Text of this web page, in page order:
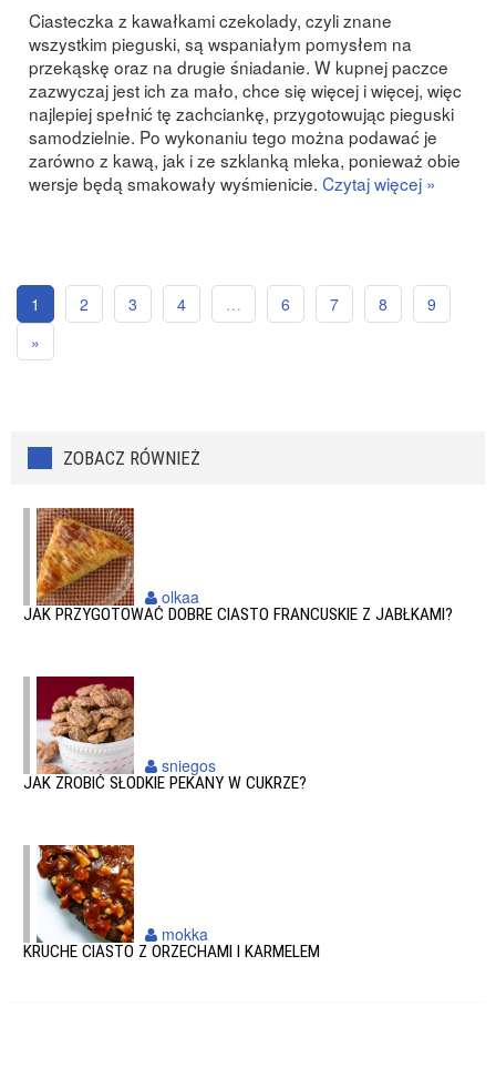
Ciasteczka z kawałkami czekolady, czyli znane
wszystkim pieguski, są wspaniałym pomysłem na
przekąskę oraz na drugie śniadanie. W kupnej paczce
zazwyczaj jest ich za mało, chce się więcej i więcej, więc
najlepiej spełnić tę zachciankę, przygotowując pieguski
samodzielnie. Po wykonaniu tego można podawać je
zarówno z kawą, jak i ze szklanką mleka, ponieważ obie
wersje będą smakowały wyśmienicie. Czytaj więcej »
1 2 3 4 … 6 7 8
9
»
ZOBACZ RÓWNIEŻ
JAK PRZYGOTOWAĆ DOBRE CIASTO FRANCUSKIE Z JABŁKAMI?
olkaa
JAK ZROBIĆ SŁODKIE PEKANY W CUKRZE?
sniegos
KRUCHE CIASTO Z ORZECHAMI I KARMELEM
mokka